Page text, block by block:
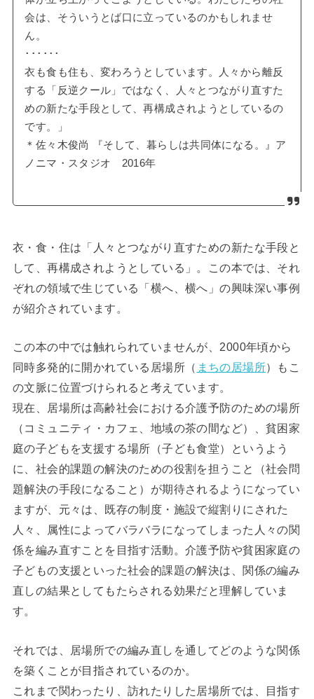
会は、そういうとば口に立っているのかもしれませ
ん。
･･････
衣も食も住も、変わろうとしています。人々から離反
する「反逆クール」ではなく、人々とつながり直すた
めの新たな手段として、再構成されようとしているの
です。」
＊佐々木俊尚 『そして、暮らしは共同体になる。』ア
ノニマ・スタジオ 2016年
衣・食・住は「人々とつながり直すための新たな手段と
して、再構成されようとしている」。この本では、それ
ぞれの領域で生じている「横へ、横へ」の興味深い事例
が紹介されています。
この本の中では触れられていませんが、2000年頃から
同時多発的に開かれている居場所（ まちの居場所）もこ
の文脈に位置づけられると考えています。
現在、居場所は高齢社会における介護予防のための場所
（コミュニティ・カフェ、地域の茶の間など）、貧困家
庭の子どもを支援する場所（子ども食堂）というよう
に、社会的課題の解決のための役割を担うこと（社会問
題解決の手段になること）が期待されるようになってい
ますが、元々は、既存の制度・施設で縦割りにされた
人々、属性によってバラバラになってしまった人々の関
係を編み直すことを目指す活動。介護予防や貧困家庭の
子どもの支援といった社会的課題の解決は、関係の編み
直しの結果としてもたらされる効果だと理解していま
す。
それでは、居場所での編み直しを通してどのような関係
を築くことが目指されているのか。
これまで関わったり、訪れたりした居場所では、目指す